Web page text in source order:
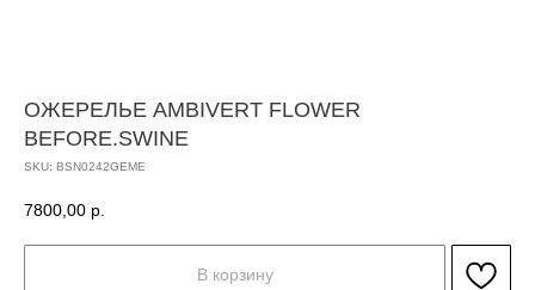
ОЖЕРЕЛЬЕ AMBIVERT FLOWER
BEFORE.SWINE
SKU: BSN0242GEME
7800,00 р.
В корзину